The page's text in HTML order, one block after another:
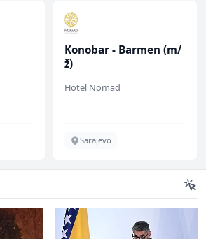
Konobar - Barmen (m/
ž)
Hotel Nomad
Sarajevo